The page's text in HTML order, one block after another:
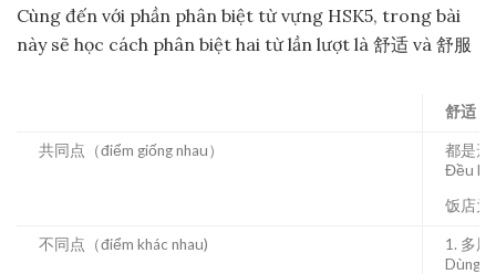
Cùng đến với phần phân biệt từ vựng HSK5, trong bài
này sẽ học cách phân biệt hai từ lần lượt là 舒适 và 舒服
舒适
共同点（điểm giống nhau）
都是形
Đều là
饭店为
不同点（điểm khác nhau)
1. 多
Dùng